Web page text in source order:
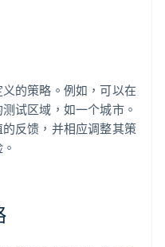
的策略。例如，可以在
试区域，如一个城市。
反馈，并相应调整其策